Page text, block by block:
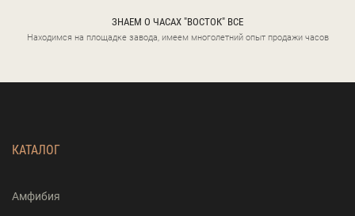
ЗНАЕМ О ЧАСАХ "ВОСТОК" ВСЕ
Находимся на площадке завода, имеем многолетний опыт продажи часов
КАТАЛОГ
Амфибия